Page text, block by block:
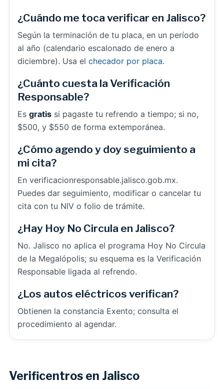
¿Cuándo me toca verificar en Jalisco?
Según la terminación de tu placa, en un período
al año (calendario escalonado de enero a
diciembre). Usa el checador por placa.
¿Cuánto cuesta la Verificación
Responsable?
Es gratis si pagaste tu refrendo a tiempo; si no,
$500, y $550 de forma extemporánea.
¿Cómo agendo y doy seguimiento a
mi cita?
En verificacionresponsable.jalisco.gob.mx.
Puedes dar seguimiento, modificar o cancelar tu
cita con tu NIV o folio de trámite.
¿Hay Hoy No Circula en Jalisco?
No. Jalisco no aplica el programa Hoy No Circula
de la Megalópolis; su esquema es la Verificación
Responsable ligada al refrendo.
¿Los autos eléctricos verifican?
Obtienen la constancia Exento; consulta el
procedimiento al agendar.
Verificentros en Jalisco